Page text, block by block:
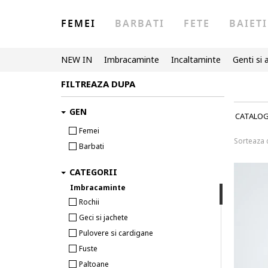
FEMEI BARBATI FETE BAIETI
NEW IN Imbracaminte Incaltaminte Genti si
CATALOG
Sorteaza
FILTREAZA DUPA
GEN
Femei
Barbati
CATEGORII
Imbracaminte
Rochii
Geci si jachete
Pulovere si cardigane
Fuste
Paltoane